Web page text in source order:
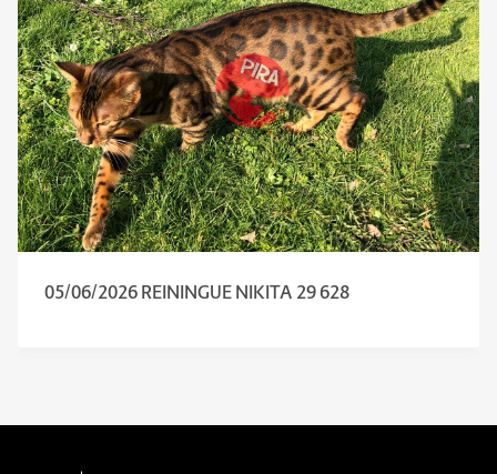
05/06/2026 REININGUE NIKITA 29 628